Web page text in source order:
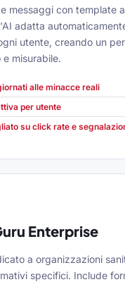
messaggi con template
adatta
utente, creando un
misurabile.
alle minacce reali
per utente
su click rate e
Enterprise
a organizzazioni
specifici. Include